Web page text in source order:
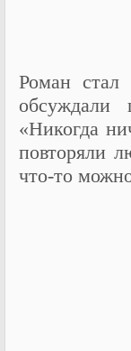
Роман стал
обсуждали
«Никогда
повторяли
что-то